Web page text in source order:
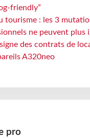
friendly”
tourisme : les 3
ne peuvent plus
des contrats de
A320neo
pro